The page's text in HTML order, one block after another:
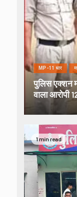
MP-11 धार
पुलिस एक्शन
वाला आरोपी
1 min read